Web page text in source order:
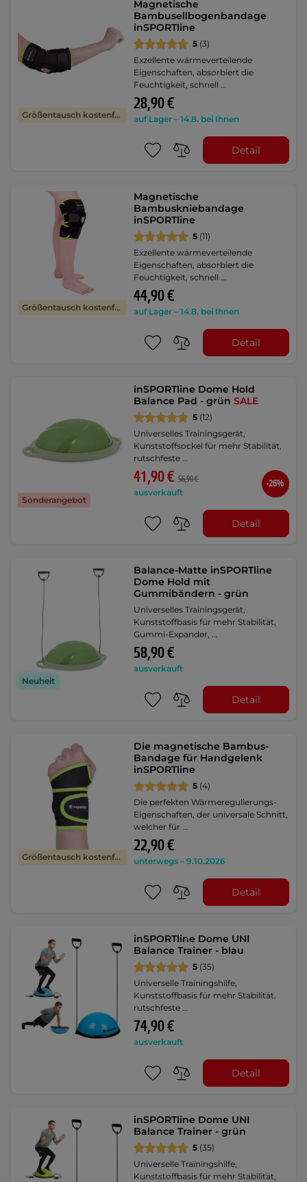
Größentausch kostenfrei
Magnetische
Bambusellbogenbandage
inSPORTline
5 (3)
Exzellente wärmeverteilende
Eigenschaften, absorbiert die
Feuchtigkeit, schnell …
28,90 €
auf Lager – 14.8. bei Ihnen
Detail
Größentausch kostenfrei
Magnetische
Bambuskniebandage
inSPORTline
5 (11)
Exzellente wärmeverteilende
Eigenschaften, absorbiert die
Feuchtigkeit, schnell …
44,90 €
auf Lager – 14.8. bei Ihnen
Detail
Sonderangebot
inSPORTline Dome Hold
Balance Pad - grünSALE
5 (12)
Universelles Trainingsgerät,
Kunststoffsockel für mehr Stabilität,
rutschfeste …
41,90 € 56,90 €
ausverkauft
-26%
Detail
Neuheit
Balance-Matte inSPORTline
Dome Hold mit
Gummibändern - grün
Universelles Trainingsgerät,
Kunststoffbasis für mehr Stabilität,
Gummi-Expander, …
58,90 €
ausverkauft
Detail
Größentausch kostenfrei
Die magnetische Bambus-
Bandage für Handgelenk
inSPORTline
5 (4)
Die perfekten Wärmeregulierungs-
Eigenschaften, der universale Schnitt,
welcher für …
22,90 €
unterwegs – 9.10.2026
Detail
inSPORTline Dome UNI
Balance Trainer - blau
5 (35)
Universelle Trainingshilfe,
Kunststoffbasis für mehr Stabilität,
rutschfeste …
74,90 €
ausverkauft
Detail
inSPORTline Dome UNI
Balance Trainer - grün
5 (35)
Universelle Trainingshilfe,
Kunststoffbasis für mehr Stabilität,